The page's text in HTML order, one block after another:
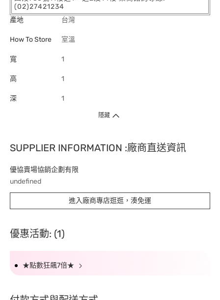
(02)27421234
產地
台灣
How To Store 室溫
寬 1
高 1
深 1
隱藏
SUPPLIER INFORMATION :廠商直送資訊
優協賣場協銷企劃有限
undefined
進入廠商專店逛逛，湊免運
優惠活動: (1)
★點數狂飆7倍★